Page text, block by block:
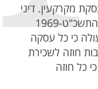
מקרקעין. דיני
המקרקעין מעוגנים בחוק המקרקעין, התשכ"ט-1969
כי כל עסקה
חוזה לשכירת
כי כל חוזה